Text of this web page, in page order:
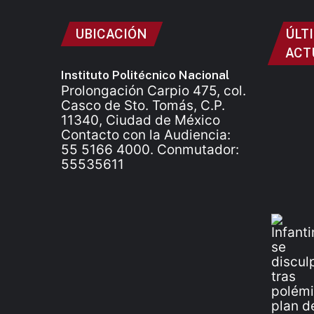
UBICACIÓN
Instituto Politécnico Nacional
Prolongación Carpio 475, col.
Casco de Sto. Tomás, C.P.
11340, Ciudad de México
Contacto con la Audiencia:
55 5166 4000. Conmutador:
55535611